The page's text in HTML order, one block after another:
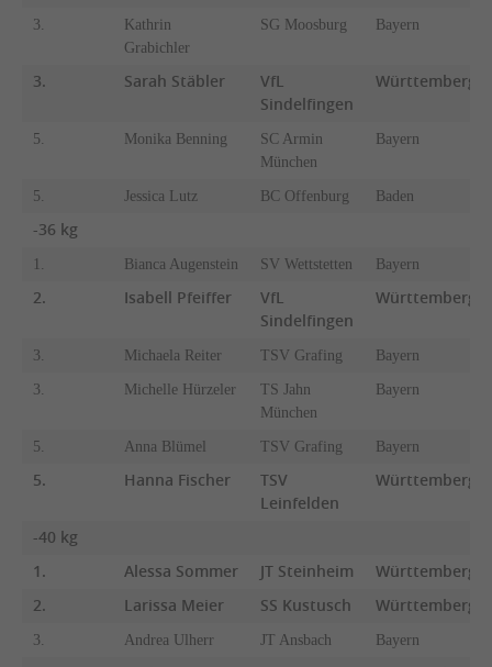
3.
Kathrin
Grabichler
SG Moosburg Bayern
3. Sarah Stäbler
VfL
Sindelfingen
Württemberg
5. Monika Benning
SC Armin
München
Bayern
5. Jessica Lutz BC Offenburg Baden
-36 kg
1. Bianca Augenstein SV Wettstetten Bayern
2. Isabell Pfeiffer
VfL
Sindelfingen
Württemberg
3. Michaela Reiter TSV Grafing Bayern
3. Michelle Hürzeler
TS Jahn
München
Bayern
5. Anna Blümel TSV Grafing Bayern
5. Hanna Fischer
TSV
Leinfelden
Württemberg
-40 kg
1.
Alessa Sommer JT Steinheim
Württemberg
2.
Larissa Meier SS Kustusch Württemberg
3. Andrea Ulherr JT Ansbach Bayern